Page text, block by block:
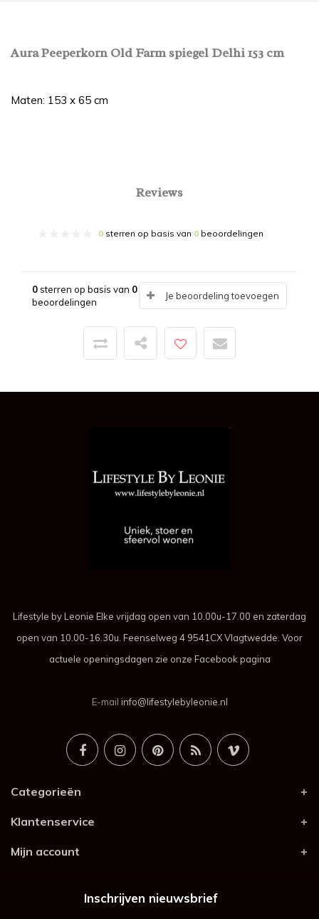
Aura Peeperkorn Old Farm spiegel Delhi 153 cm
Maten: 153 x 65 cm
Reviews
0 sterren op basis van 0 beoordelingen
0sterren op basis van 0
beoordelingen
Je beoordeling toevoegen
Lifestyle by Leonie Elke vrijdag open van 10.00u-17.00 en zaterdag
open van 10.00-16.30u. Feenselweg 4 9541CX Vlagtwedde. Voor
actuele openingsdagen zie onze Facebook pagina
E-mail info@lifestylebyleonie.nl
Categorieën
Klantenservice
Mijn account
Inschrijven nieuwsbrief